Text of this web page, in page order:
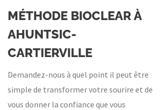
MÉTHODE BIOCLEAR À
AHUNTSIC-
CARTIERVILLE
Demandez-nous à quel point il peut être
simple de transformer votre sourire et de
vous donner la confiance que vous